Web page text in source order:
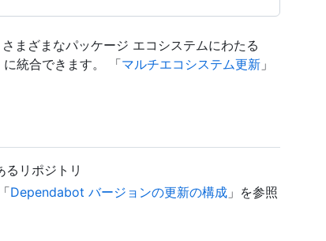
まざまなパッケージ エコシステムにわたる
統合できます。 「マルチエコシステム更新 」
リポジトリ
Dependabot バージョンの更新の構成」を参照